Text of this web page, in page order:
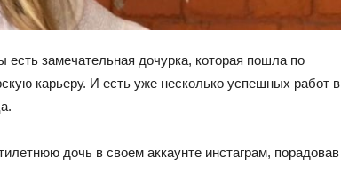
есть замечательная дочурка, которая пошла по
карьеру. И есть уже несколько успешных работ в
дочь в своем аккаунте инстаграм, порадовав